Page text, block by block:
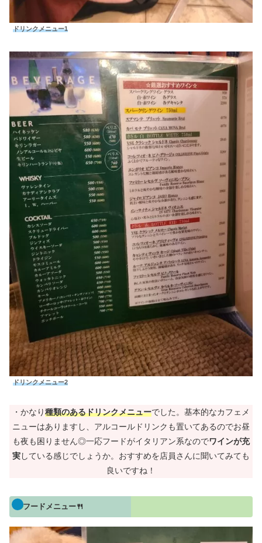
ドリンクメニュー1
ドリンクメニュー2
・かなり種類のあるドリンクメニューでした。基本的なカフェメ
ニューはありますし、アルコールドリンクも置いてあるのでお昼
も夜も困りません◎一応フードがイタリアン系なのでワインが充
実している感じでしょうか。おすすめを店員さんに聞いてみても
良いですね！
フードメニュー🍴